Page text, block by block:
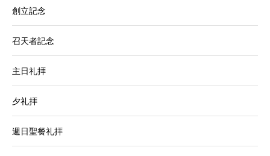
創立記念
召天者記念
主日礼拝
夕礼拝
週日聖餐礼拝